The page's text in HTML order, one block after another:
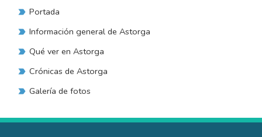
Portada
Información general de Astorga
Qué ver en Astorga
Crónicas de Astorga
Galería de fotos